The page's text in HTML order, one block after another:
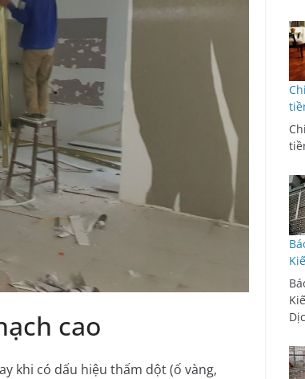
cao
khi có dấu hiệu thấm dột (ố vàng,